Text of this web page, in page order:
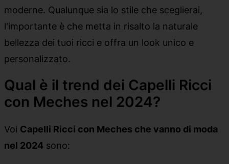
moderne. Qualunque sia lo stile che sceglierai,
l'importante è che metta in risalto la naturale
bellezza dei tuoi ricci e offra un look unico e
personalizzato.
Qual è il trend dei Capelli Ricci
con Meches nel 2024?
Voi Capelli Ricci con Meches che vanno di moda
nel 2024 sono: